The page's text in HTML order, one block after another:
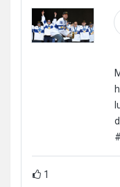
#
1